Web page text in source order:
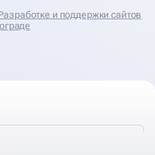
и поддержки сайтов